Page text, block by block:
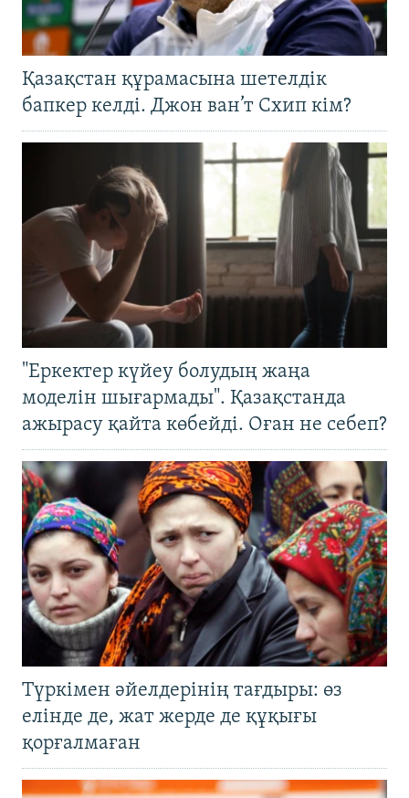
Қазақстан құрамасына шетелдік
бапкер келді. Джон ван’т Схип кім?
"Еркектер күйеу болудың жаңа
моделін шығармады". Қазақстанда
ажырасу қайта көбейді. Оған не себеп?
Түркімен әйелдерінің тағдыры: өз
елінде де, жат жерде де құқығы
қорғалмаған